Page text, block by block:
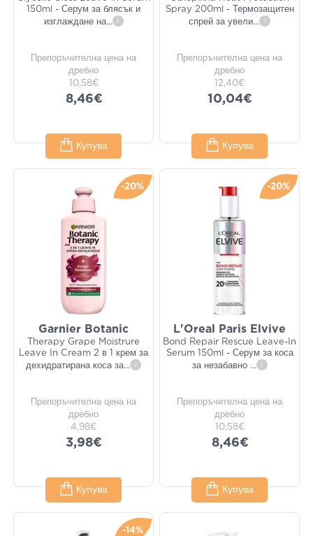
150ml - Серум за блясък и
изглаждане на... i
Препоръчителна цена на
дребно
10,58€
8,46€
Купува
Spray 200ml - Термозащитен
спрей за увели... i
Препоръчителна цена на
дребно
12,40€
10,04€
Купува
-20%
Garnier Botanic
Therapy Grape Moistrure
Leave In Cream 2 в 1 крем за
дехидратирана коса за... i
Препоръчителна цена на
дребно
4,98€
3,98€
Купува
-20%
L'Oreal Paris Elvive
Bond Repair Rescue Leave-In
Serum 150ml - Серум за коса
за незабавно ... i
Препоръчителна цена на
дребно
10,58€
8,46€
Купува
-14%